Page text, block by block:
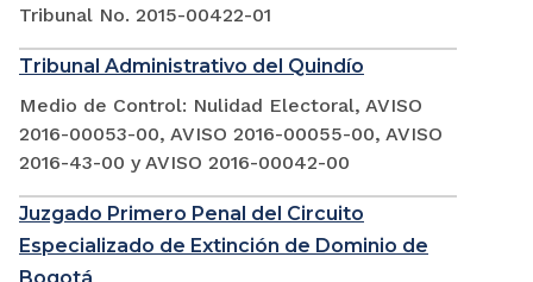
Tribunal No. 2015-00422-01
Tribunal Administrativo del Quindío
Medio de Control: Nulidad Electoral, AVISO
2016-00053-00, AVISO 2016-00055-00, AVISO
2016-43-00 y AVISO 2016-00042-00
Juzgado Primero Penal del Circuito
Especializado de Extinción de Dominio de